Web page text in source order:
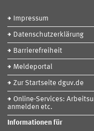
Impressum
Datenschutzerklärung
Barrierefreiheit
Meldeportal
Zur Startseite dguv.de
Online-Services:
anmelden etc.
Informationen für